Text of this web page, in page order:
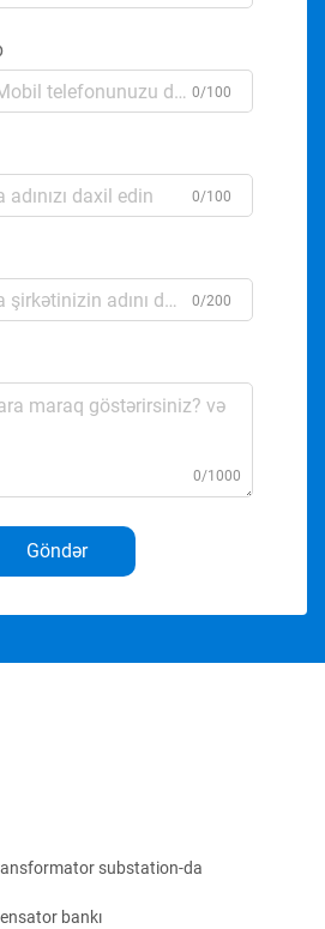
0/100
0/100
0/200
0/1000
Göndər
substation-da
bankı